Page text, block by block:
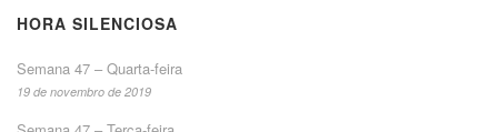
HORA SILENCIOSA
Semana 47 – Quarta-feira
19 de novembro de 2019